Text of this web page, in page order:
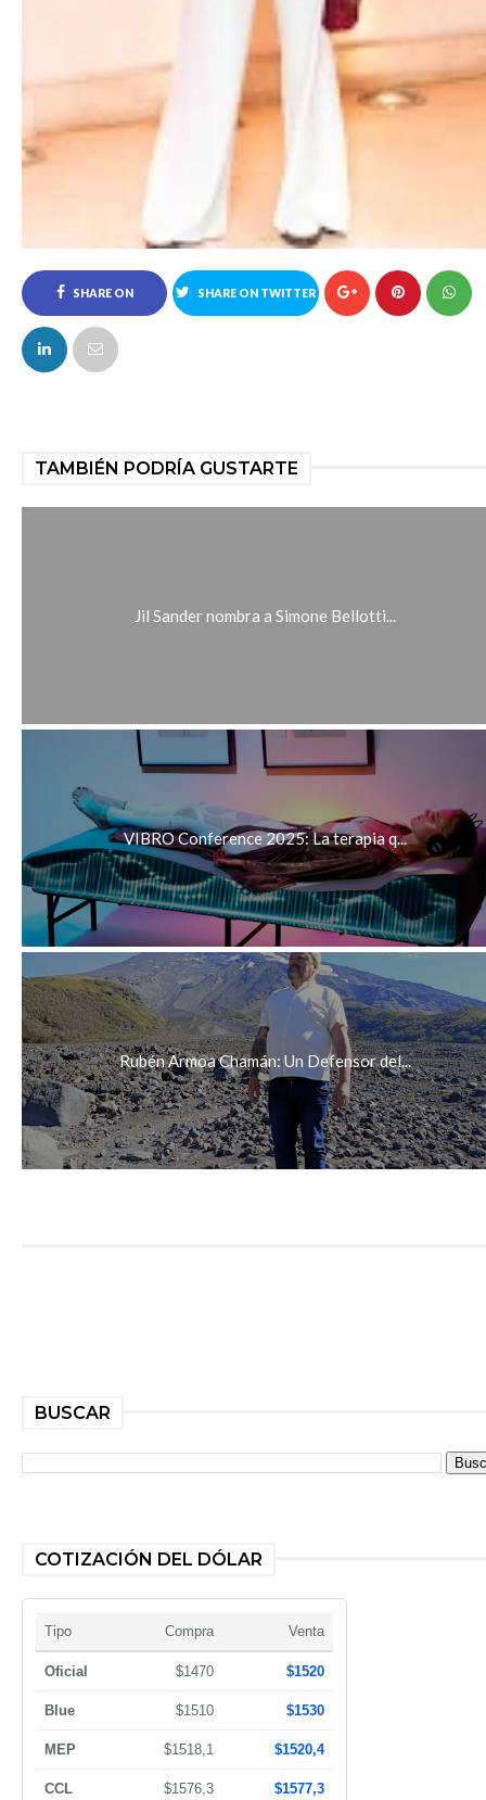
SHARE ON
FACEBOOK
SHARE ON TWITTER
TAMBIÉN PODRÍA GUSTARTE
Jil Sander nombra a Simone Bellotti...
VIBRO Conference 2025: La terapia q...
Rubén Armoa Chamán: Un Defensor del...
BUSCAR
COTIZACIÓN DEL DÓLAR
Tipo Compra Venta
Oficial $1470 $1520
Blue $1510 $1530
MEP $1518,1 $1520,4
CCL $1576,3 $1577,3